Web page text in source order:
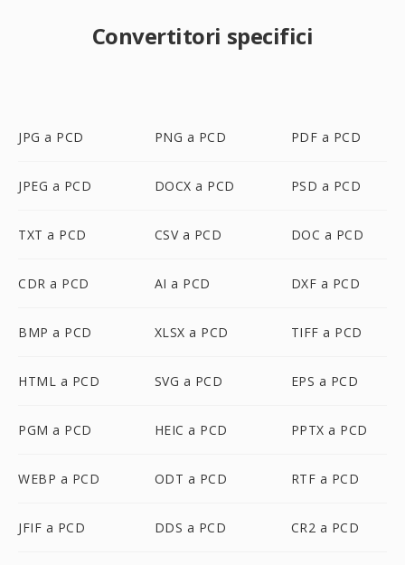
Convertitori specifici
JPG a PCD PNG a PCD PDF a PCD
JPEG a PCD DOCX a PCD PSD a PCD
TXT a PCD CSV a PCD DOC a PCD
CDR a PCD AI a PCD DXF a PCD
BMP a PCD XLSX a PCD TIFF a PCD
HTML a PCD SVG a PCD EPS a PCD
PGM a PCD HEIC a PCD PPTX a PCD
WEBP a PCD ODT a PCD RTF a PCD
JFIF a PCD DDS a PCD CR2 a PCD